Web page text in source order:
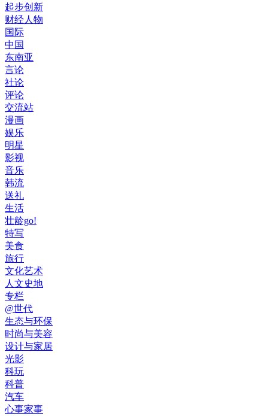
起步创新
财经人物
国际
中国
东南亚
言论
社论
评论
交流站
漫画
娱乐
明星
影视
音乐
韩流
送礼
生活
壮龄go!
特写
美食
旅行
文化艺术
人文史地
专栏
@世代
生态与环保
时尚与美容
设计与家居
光影
科玩
科普
汽车
心事家事